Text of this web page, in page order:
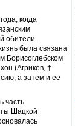
когда
обители.
была связана
Борисоглебском
(Агриков, †
а затем и ее
часть
Шацкой